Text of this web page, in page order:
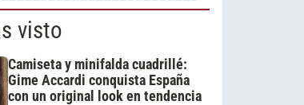
visto
Camiseta y minifalda cuadrillé:
Gime Accardi conquista España
con un original look en tendencia